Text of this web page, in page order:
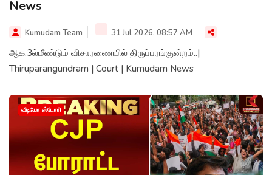
News
Kumudam Team 31 Jul 2026, 08:57 AM
ஆக.3ல்மீண்டும் விசாரணையில் திருப்பரங்குன்றம்..|
Thiruparangundram | Court | Kumudam News
வீடியோ ஸ்டோரி